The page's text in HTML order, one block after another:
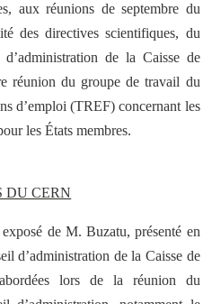
aux réunions de septembre du
des directives scientifiques, du
de la Caisse de
réunion du groupe de travail du
d’emploi (TREF) concernant les
les États membres.
DU CERN
de M. Buzatu, présenté en
d’administration de la Caisse de
lors de la réunion du